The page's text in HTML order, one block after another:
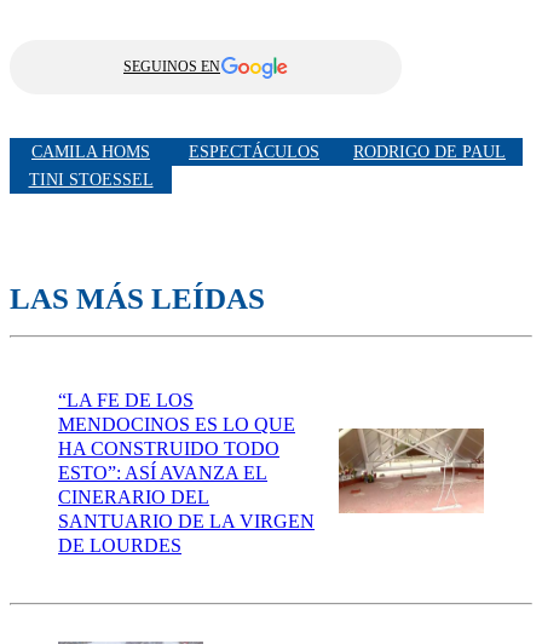
SEGUINOS EN
CAMILA HOMS ESPECTÁCULOS
RODRIGO DE PAUL
TINI STOESSEL
LAS MÁS LEÍDAS
“LA FE DE LOS
MENDOCINOS ES LO QUE
HA CONSTRUIDO TODO
ESTO”: ASÍ AVANZA EL
CINERARIO DEL
SANTUARIO DE LA VIRGEN
DE LOURDES